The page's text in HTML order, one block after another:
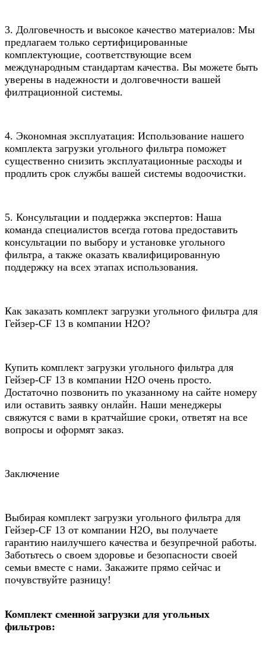
3. Долговечность и высокое качество материалов: Мы
предлагаем только сертифицированные
комплектующие, соответствующие всем
международным стандартам качества. Вы можете быть
уверены в надежности и долговечности вашей
филтрационной системы.
4. Экономная эксплуатация: Использование нашего
комплекта загрузки угольного фильтра поможет
существенно снизить эксплуатационные расходы и
продлить срок службы вашей системы водоочистки.
5. Консультации и поддержка экспертов: Наша
команда специалистов всегда готова предоставить
консультации по выбору и установке угольного
фильтра, а также оказать квалифицированную
поддержку на всех этапах использования.
Как заказать комплект загрузки угольного фильтра для
Гейзер-CF 13 в компании Н2О?
Купить комплект загрузки угольного фильтра для
Гейзер-CF 13 в компании Н2О очень просто.
Достаточно позвонить по указанному на сайте номеру
или оставить заявку онлайн. Наши менеджеры
свяжутся с вами в кратчайшие сроки, ответят на все
вопросы и оформят заказ.
Заключение
Выбирая комплект загрузки угольного фильтра для
Гейзер-CF 13 от компании Н2О, вы получаете
гарантию наилучшего качества и безупречной работы.
Заботьтесь о своем здоровье и безопасности своей
семьи вместе с нами. Закажите прямо сейчас и
почувствуйте разницу!
Комплект сменной загрузки для угольных
фильтров: